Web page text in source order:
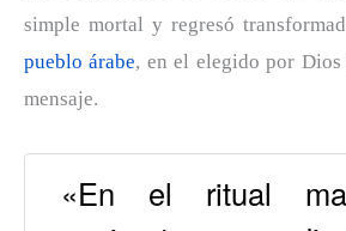
simple mortal y regresó
pueblo árabe, en el elegido por
mensaje.
«En el ritual